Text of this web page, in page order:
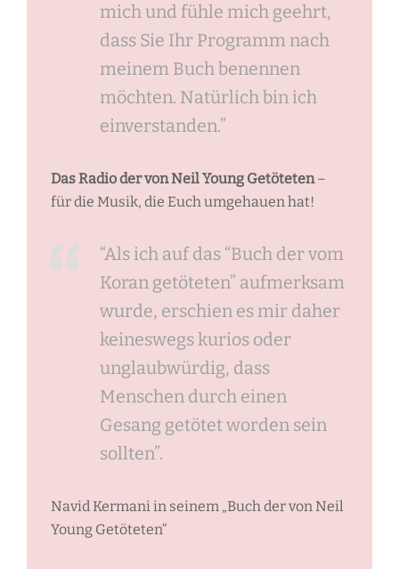
mich und fühle mich geehrt,
dass Sie Ihr Programm nach
meinem Buch benennen
möchten. Natürlich bin ich
einverstanden.”
Das Radio der von Neil Young Getöteten–
für die Musik, die Euch umgehauen hat!
“Als ich auf das “Buch der vom
Koran getöteten” aufmerksam
wurde, erschien es mir daher
keineswegs kurios oder
unglaubwürdig, dass
Menschen durch einen
Gesang getötet worden sein
sollten”.
Navid Kermani in seinem „Buch der von Neil
Young Getöteten“